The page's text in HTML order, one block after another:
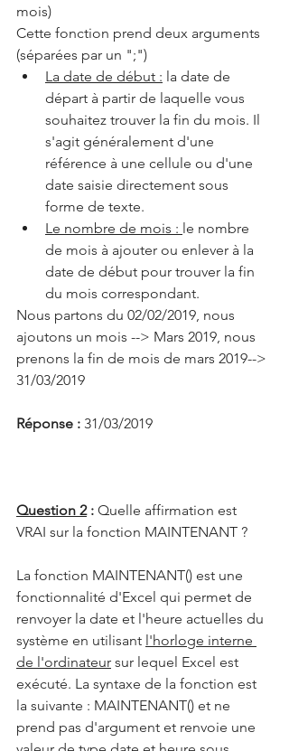
mois)
Cette fonction prend deux arguments
(séparées par un ";")
La date de début : la date de
départ à partir de laquelle vous
souhaitez trouver la fin du mois. Il
s'agit généralement d'une
référence à une cellule ou d'une
date saisie directement sous
forme de texte.
Le nombre de mois : le nombre
de mois à ajouter ou enlever à la
date de début pour trouver la fin
du mois correspondant.
Nous partons du 02/02/2019, nous
ajoutons un mois --> Mars 2019, nous
prenons la fin de mois de mars 2019-->
31/03/2019
Réponse : 31/03/2019
Question 2 : Quelle affirmation est
VRAI sur la fonction MAINTENANT ?
La fonction MAINTENANT() est une
fonctionnalité d'Excel qui permet de
renvoyer la date et l'heure actuelles du
système en utilisant l'horloge interne
de l'ordinateur sur lequel Excel est
exécuté. La syntaxe de la fonction est
la suivante : MAINTENANT() et ne
prend pas d'argument et renvoie une